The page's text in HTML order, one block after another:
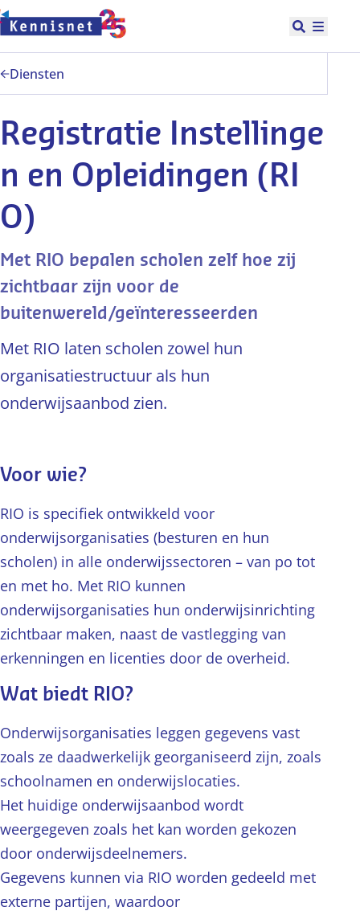
Doorgaan naar hoofdinhoud
Open
Diensten
Registratie Instellinge
n en Opleidingen (RI
O)
Met RIO bepalen scholen zelf hoe zij
zichtbaar zijn voor de
buitenwereld/geïnteresseerden
Met RIO laten scholen zowel hun
organisatiestructuur als hun
onderwijsaanbod zien.
Voor wie?
RIO is specifiek ontwikkeld voor
onderwijsorganisaties (besturen en hun
scholen) in alle onderwijssectoren – van po tot
en met ho. Met RIO kunnen
onderwijsorganisaties hun onderwijsinrichting
zichtbaar maken, naast de vastlegging van
erkenningen en licenties door de overheid.
Wat biedt RIO?
Onderwijsorganisaties leggen gegevens vast
zoals ze daadwerkelijk georganiseerd zijn, zoals
schoolnamen en onderwijslocaties.
Het huidige onderwijsaanbod wordt
weergegeven zoals het kan worden gekozen
door onderwijsdeelnemers.
Gegevens kunnen via RIO worden gedeeld met
externe partijen, waardoor